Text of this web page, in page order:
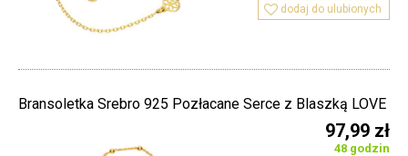
 dodaj do ulubionych
Bransoletka Srebro 925 Pozłacane Serce z Blaszką LOVE
97,99 zł
48 godzin